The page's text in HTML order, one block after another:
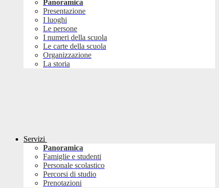
Panoramica
Presentazione
I luoghi
Le persone
I numeri della scuola
Le carte della scuola
Organizzazione
La storia
Servizi
Panoramica
Famiglie e studenti
Personale scolastico
Percorsi di studio
Prenotazioni